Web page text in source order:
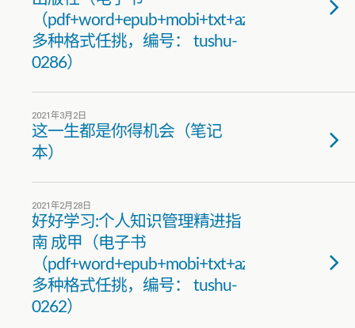
（pdf+word+epub+mobi+txt+azw3）
多种格式任挑，编号： tushu-
0286）
2021年3月2日
这一生都是你得机会（笔记
本）
2021年2月28日
好好学习:个人知识管理精进指
南 成甲（电子书
（pdf+word+epub+mobi+txt+azw3）
多种格式任挑，编号： tushu-
0262）